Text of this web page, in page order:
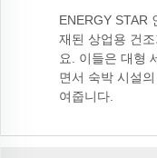
ENERGY STAR
재된 상업용 건
요. 이들은 대형
면서 숙박 시설
여줍니다.